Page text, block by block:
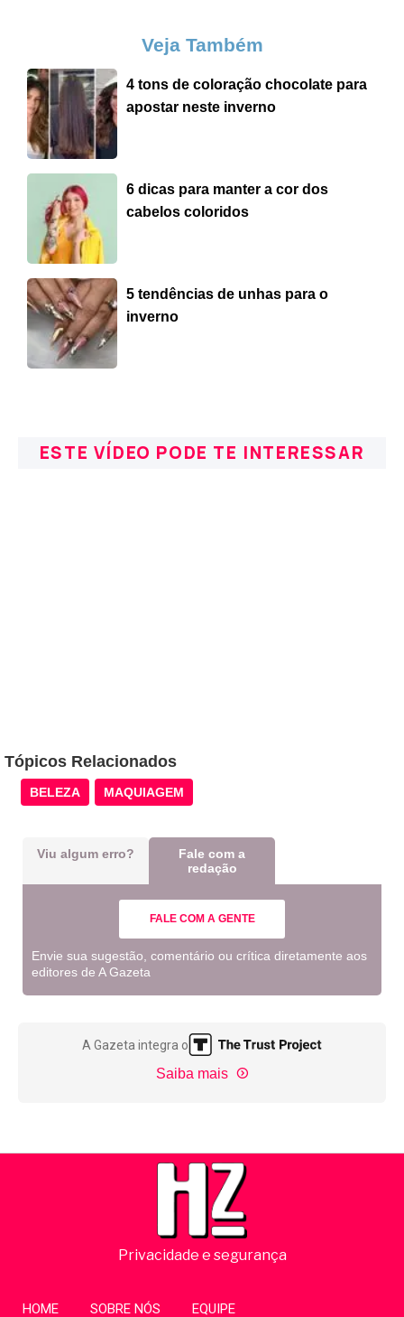
Veja Também
4 tons de coloração chocolate para
apostar neste inverno
6 dicas para manter a cor dos
cabelos coloridos
5 tendências de unhas para o
inverno
ESTE VÍDEO PODE TE INTERESSAR
Tópicos Relacionados
BELEZA MAQUIAGEM
Viu algum erro?
Fale com a
redação
FALE COM A GENTE
Envie sua sugestão, comentário ou crítica diretamente aos
editores de A Gazeta
A Gazeta integra o
Saiba mais
Privacidade e segurança
HOME SOBRE NÓS EQUIPE